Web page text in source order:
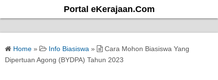
k
Portal eKerajaan.Com
Home » Info Biasiswa »
Cara Mohon Biasiswa Yang
Dipertuan Agong (BYDPA) Tahun 2023